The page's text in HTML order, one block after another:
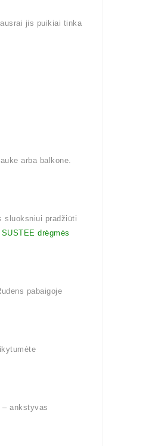
jis puikiai tinka
arba balkone.
sluoksniui pradžiūti
SUSTEE drėgmės
pabaigoje
ankstyvas